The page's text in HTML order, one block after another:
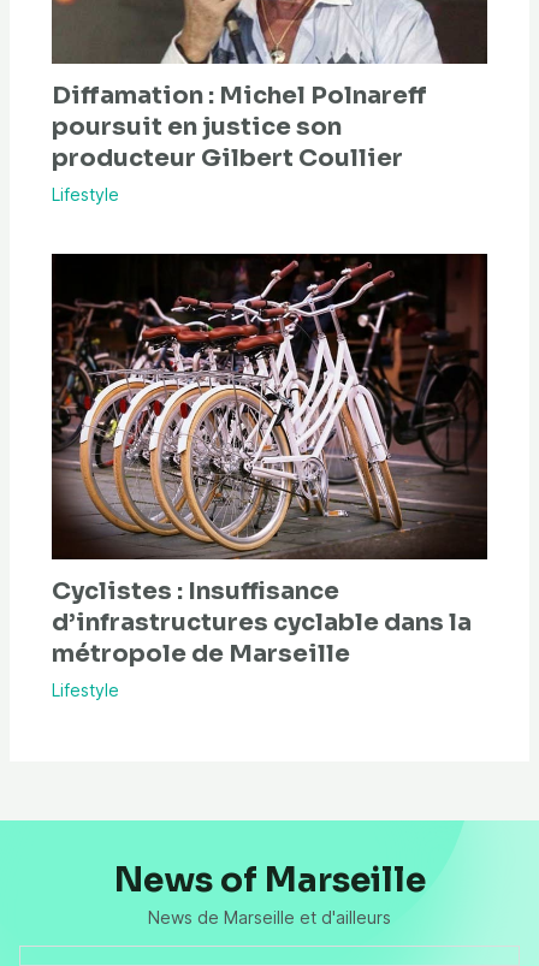
Diffamation : Michel Polnareff
poursuit en justice son
producteur Gilbert Coullier
Lifestyle
Cyclistes : Insuffisance
d’infrastructures cyclable dans la
métropole de Marseille
Lifestyle
News of Marseille
News de Marseille et d'ailleurs